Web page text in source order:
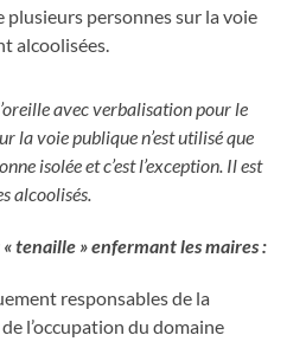
plusieurs personnes sur la voie
alcoolisées.
avec verbalisation pour le
la voie publique n’est utilisé que
isolée et c’est l’exception. Il est
alcoolisés.
tenaille » enfermant les maires :
responsables de la
l’occupation du domaine